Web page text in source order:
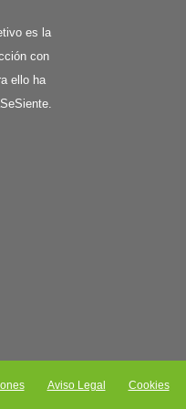
es la
con
ello ha
Aviso Legal Cookies